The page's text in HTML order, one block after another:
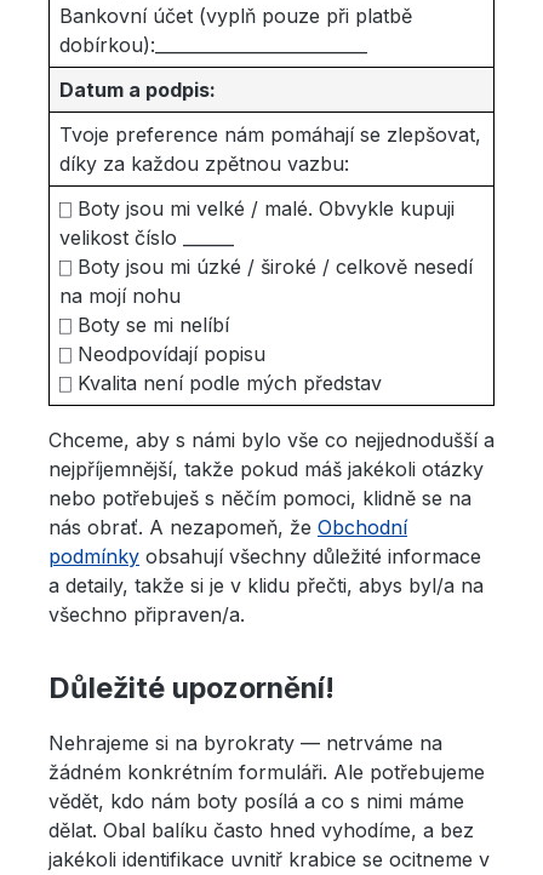
Bankovní účet (vyplň pouze při platbě
dobírkou):_________________________
Datum a podpis:
Tvoje preference nám pomáhají se zlepšovat,
díky za každou zpětnou vazbu:
⎕ Boty jsou mi velké / malé. Obvykle kupuji
velikost číslo ______
⎕ Boty jsou mi úzké / široké / celkově nesedí
na mojí nohu
⎕ Boty se mi nelíbí
⎕ Neodpovídají popisu
⎕ Kvalita není podle mých představ
Chceme, aby s námi bylo vše co nejjednodušší a
nejpříjemnější, takže pokud máš jakékoli otázky
nebo potřebuješ s něčím pomoci, klidně se na
nás obrať. A nezapomeň, že Obchodní
podmínky obsahují všechny důležité informace
a detaily, takže si je v klidu přečti, abys byl/a na
všechno připraven/a.
Důležité upozornění!
Nehrajeme si na byrokraty — netrváme na
žádném konkrétním formuláři. Ale potřebujeme
vědět, kdo nám boty posílá a co s nimi máme
dělat. Obal balíku často hned vyhodíme, a bez
jakékoli identifikace uvnitř krabice se ocitneme v